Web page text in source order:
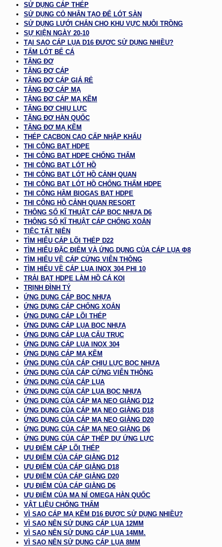
SỬ DỤNG CÁP THÉP
SỬ DỤNG CỎ NHÂN TẠO ĐỂ LÓT SÀN
SỬ DỤNG LƯỚI CHẮN CHO KHU VỰC NUÔI TRỒNG
SỰ KIỆN NGÀY 20-10
TẠI SAO CÁP LỤA D16 ĐƯỢC SỬ DỤNG NHIỀU?
TẤM LÓT BỂ CÁ
TĂNG ĐƠ
TĂNG ĐƠ CÁP
TĂNG ĐƠ CÁP GIÁ RẺ
TĂNG ĐƠ CÁP MẠ
TĂNG ĐƠ CÁP MẠ KẼM
TĂNG ĐƠ CHỊU LỰC
TĂNG ĐƠ HÀN QUỐC
TĂNG ĐƠ MẠ KẼM
THÉP CACBON CAO CẤP NHẬP KHẨU
THI CÔNG BẠT HDPE
THI CÔNG BẠT HDPE CHỐNG THẤM
THI CÔNG BẠT LÓT HỒ
THI CÔNG BẠT LÓT HỒ CẢNH QUAN
THI CÔNG BẠT LÓT HỒ CHỐNG THẤM HDPE
THI CÔNG HẦM BIOGAS BẠT HDPE
THI CÔNG HỒ CẢNH QUAN RESORT
THÔNG SỐ KĨ THUẬT CÁP BỌC NHỰA D6
THÔNG SỐ KĨ THUẬT CÁP CHỐNG XOẮN
TIỆC TẤT NIÊN
TÌM HIỂU CÁP LÕI THÉP D22
TÌM HIỂU ĐẶC ĐIỂM VÀ ỨNG DỤNG CỦA CÁP LỤA Φ8
TÌM HIỂU VỀ CÁP CỨNG VIỄN THÔNG
TÌM HIỂU VỀ CÁP LỤA INOX 304 PHI 10
TRẢI BẠT HDPE LÀM HỒ CÁ KOI
TRỊNH ĐÌNH TÝ
ỨNG DỤNG CÁP BỌC NHỰA
ỨNG DỤNG CÁP CHỐNG XOẮN
ỨNG DỤNG CÁP LÕI THÉP
ỨNG DỤNG CÁP LỤA BỌC NHỰA
ỨNG DỤNG CÁP LỤA CẨU TRỤC
ỨNG DỤNG CÁP LỤA INOX 304
ỨNG DỤNG CÁP MẠ KẼM
ỨNG DỤNG CỦA CÁP CHỊU LỰC BỌC NHỰA
ỨNG DỤNG CỦA CÁP CỨNG VIỄN THÔNG
ỨNG DỤNG CỦA CÁP LỤA
ỨNG DỤNG CỦA CÁP LỤA BỌC NHỰA
ỨNG DỤNG CỦA CÁP MẠ NEO GIẰNG D12
ỨNG DỤNG CỦA CÁP MẠ NEO GIẰNG D18
ỨNG DỤNG CỦA CÁP MẠ NEO GIẰNG D20
ỨNG DỤNG CỦA CÁP MẠ NEO GIẰNG D6
ỨNG DỤNG CỦA CÁP THÉP DỰ ỨNG LỰC
ƯU ĐIỂM CÁP LÕI THÉP
ƯU ĐIỂM CỦA CÁP GIẰNG D12
ƯU ĐIỂM CỦA CÁP GIẰNG D18
ƯU ĐIỂM CỦA CÁP GIẰNG D20
ƯU ĐIỂM CỦA CÁP GIẰNG D6
ƯU ĐIỂM CỦA MA NÍ OMEGA HÀN QUỐC
VẬT LIỆU CHỐNG THẤM
VÌ SAO CÁP MẠ KẼM D16 ĐƯỢC SỬ DỤNG NHIỀU?
VÌ SAO NÊN SỬ DỤNG CÁP LỤA 12MM
VÌ SAO NÊN SỬ DỤNG CÁP LỤA 14MM.
VÌ SAO NÊN SỬ DỤNG CÁP LỤA 8MM